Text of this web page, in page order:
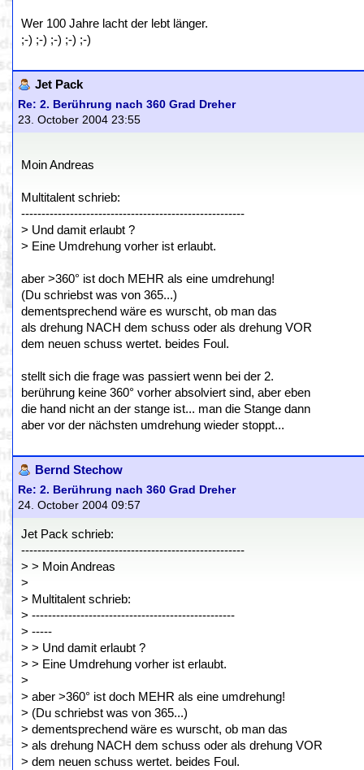
Wer 100 Jahre lacht der lebt länger.
;-) ;-) ;-) ;-) ;-)
Jet Pack
Re: 2. Berührung nach 360 Grad Dreher
23. October 2004 23:55
Moin Andreas
Multitalent schrieb:
-------------------------------------------------------
> Und damit erlaubt ?
> Eine Umdrehung vorher ist erlaubt.
aber >360° ist doch MEHR als eine umdrehung!
(Du schriebst was von 365...)
dementsprechend wäre es wurscht, ob man das
als drehung NACH dem schuss oder als drehung VOR
dem neuen schuss wertet. beides Foul.
stellt sich die frage was passiert wenn bei der 2.
berührung keine 360° vorher absolviert sind, aber eben
die hand nicht an der stange ist... man die Stange dann
aber vor der nächsten umdrehung wieder stoppt...
Bernd Stechow
Re: 2. Berührung nach 360 Grad Dreher
24. October 2004 09:57
Jet Pack schrieb:
-------------------------------------------------------
> > Moin Andreas
>
> Multitalent schrieb:
> --------------------------------------------------
> -----
> > Und damit erlaubt ?
> > Eine Umdrehung vorher ist erlaubt.
>
> aber >360° ist doch MEHR als eine umdrehung!
> (Du schriebst was von 365...)
> dementsprechend wäre es wurscht, ob man das
> als drehung NACH dem schuss oder als drehung VOR
> dem neuen schuss wertet. beides Foul.